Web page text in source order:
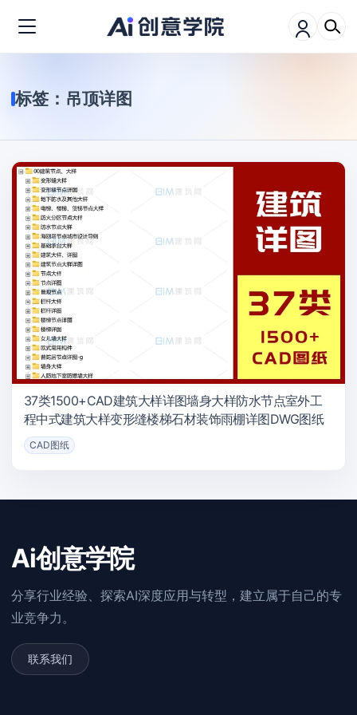
标签： 吊顶详图
37类1500+CAD建筑大样详图墙身大样防水节点室外工
程中式建筑大样变形缝楼梯石材装饰雨棚详图DWG图纸
CAD图纸
Ai创意学院
分享行业经验、探索AI深度应用与转型，建立属于自己的专
业竞争力。
联系我们